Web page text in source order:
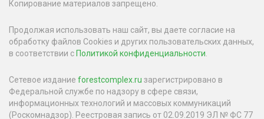
Копирование материалов запрещено.
Продолжая использовать наш сайт, вы даете согласие на
обработку файлов Cookies и других пользовательских данных,
в соответствии с Политикой конфиденциальности.
Сетевое издание forestcomplex.ru зарегистрировано в
Федеральной службе по надзору в сфере связи,
информационных технологий и массовых коммуникаций
(Роскомнадзор). Реестровая запись от 02.09.2019 ЭЛ № ФС 77